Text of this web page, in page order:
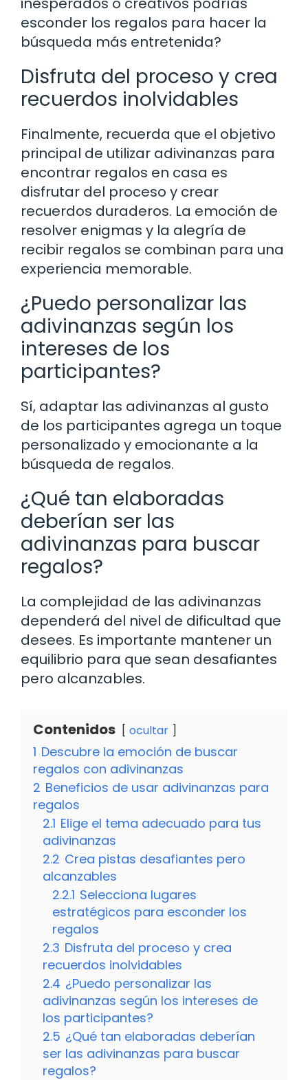
esconder los regalos para hacer la
búsqueda más entretenida?
Disfruta del proceso y crea
recuerdos inolvidables
Finalmente, recuerda que el objetivo
principal de utilizar adivinanzas para
encontrar regalos en casa es
disfrutar del proceso y crear
recuerdos duraderos. La emoción de
resolver enigmas y la alegría de
recibir regalos se combinan para una
experiencia memorable.
¿Puedo personalizar las
adivinanzas según los
intereses de los
participantes?
Sí, adaptar las adivinanzas al gusto
de los participantes agrega un toque
personalizado y emocionante a la
búsqueda de regalos.
¿Qué tan elaboradas
deberían ser las
adivinanzas para buscar
regalos?
La complejidad de las adivinanzas
dependerá del nivel de dificultad que
desees. Es importante mantener un
equilibrio para que sean desafiantes
pero alcanzables.
Contenidos ocultar
1 Descubre la emoción de buscar
regalos con adivinanzas
2 Beneficios de usar adivinanzas para
regalos
2.1 Elige el tema adecuado para tus
adivinanzas
2.2 Crea pistas desafiantes pero
alcanzables
2.2.1 Selecciona lugares
estratégicos para esconder los
regalos
2.3 Disfruta del proceso y crea
recuerdos inolvidables
2.4 ¿Puedo personalizar las
adivinanzas según los intereses de
los participantes?
2.5 ¿Qué tan elaboradas deberían
ser las adivinanzas para buscar
regalos?